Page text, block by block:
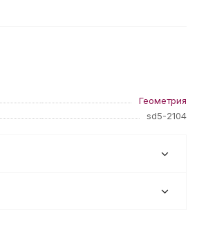
Геометрия
sd5-2104